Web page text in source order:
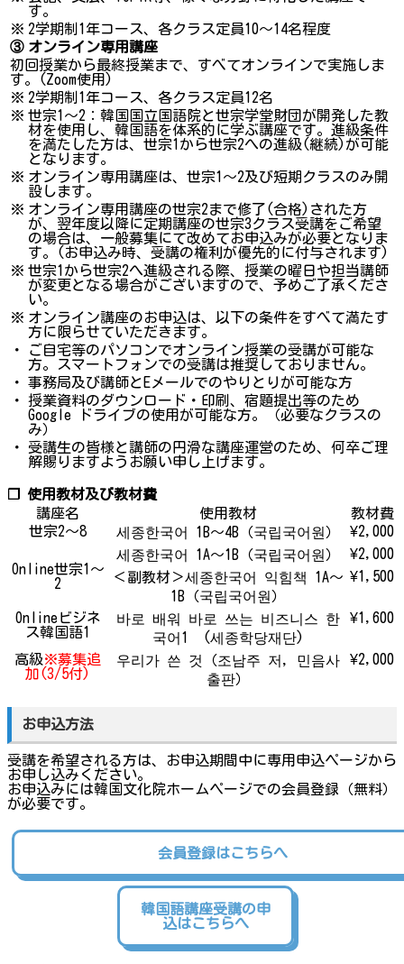
す。
※ 2学期制1年コース、各クラス定員10～14名程度
③ オンライン専用講座
初回授業から最終授業まで、すべてオンラインで実施しま
す。(Zoom使用)
※ 2学期制1年コース、各クラス定員12名
※ 世宗1～2：韓国国立国語院と世宗学堂財団が開発した教
材を使用し、韓国語を体系的に学ぶ講座です。進級条件
を満たした方は、世宗1から世宗2への進級(継続)が可能
となります。
※ オンライン専用講座は、世宗1～2及び短期クラスのみ開
設します。
※ オンライン専用講座の世宗2まで修了(合格)された方
が、翌年度以降に定期講座の世宗3クラス受講をご希望
の場合は、一般募集にて改めてお申込みが必要となりま
す。(お申込み時、受講の権利が優先的に付与されます)
※ 世宗1から世宗2へ進級される際、授業の曜日や担当講師
が変更となる場合がございますので、予めご了承くださ
い。
※ オンライン講座のお申込は、以下の条件をすべて満たす
方に限らせていただきます。
・
ご自宅等のパソコンでオンライン授業の受講が可能な
方。スマートフォンでの受講は推奨しておりません。
・
事務局及び講師とEメールでのやりとりが可能な方
・
授業資料のダウンロード・印刷、宿題提出等のため
Google ドライブの使用が可能な方。（必要なクラスの
み）
・
受講生の皆様と講師の円滑な講座運営のため、何卒ご理
解賜りますようお願い申し上げます。
❐ 使用教材及び教材費
講座名
使用教材
教材費
世宗2～8
세종한국어 1B～4B（국립국어원） ¥2,000
Online世宗1～
2
세종한국어 1A～1B（국립국어원）
¥2,000
＜副教材＞세종한국어 익힘책 1A～
1B（국립국어원）
¥1,500
Onlineビジネ
ス韓国語1
바로 배워 바로 쓰는 비즈니스 한
국어1 (세종학당재단)
¥1,600
高級※募集追
加(3/5付)
우리가 쓴 것（조남주 저, 민음사
출판）
¥2,000
お申込方法
受講を希望される方は、お申込期間中に専用申込ページから
お申し込みください。
お申込みには韓国文化院ホームページでの会員登録（無料）
が必要です。
会員登録はこちらへ
韓国語講座受講の申
込はこちらへ